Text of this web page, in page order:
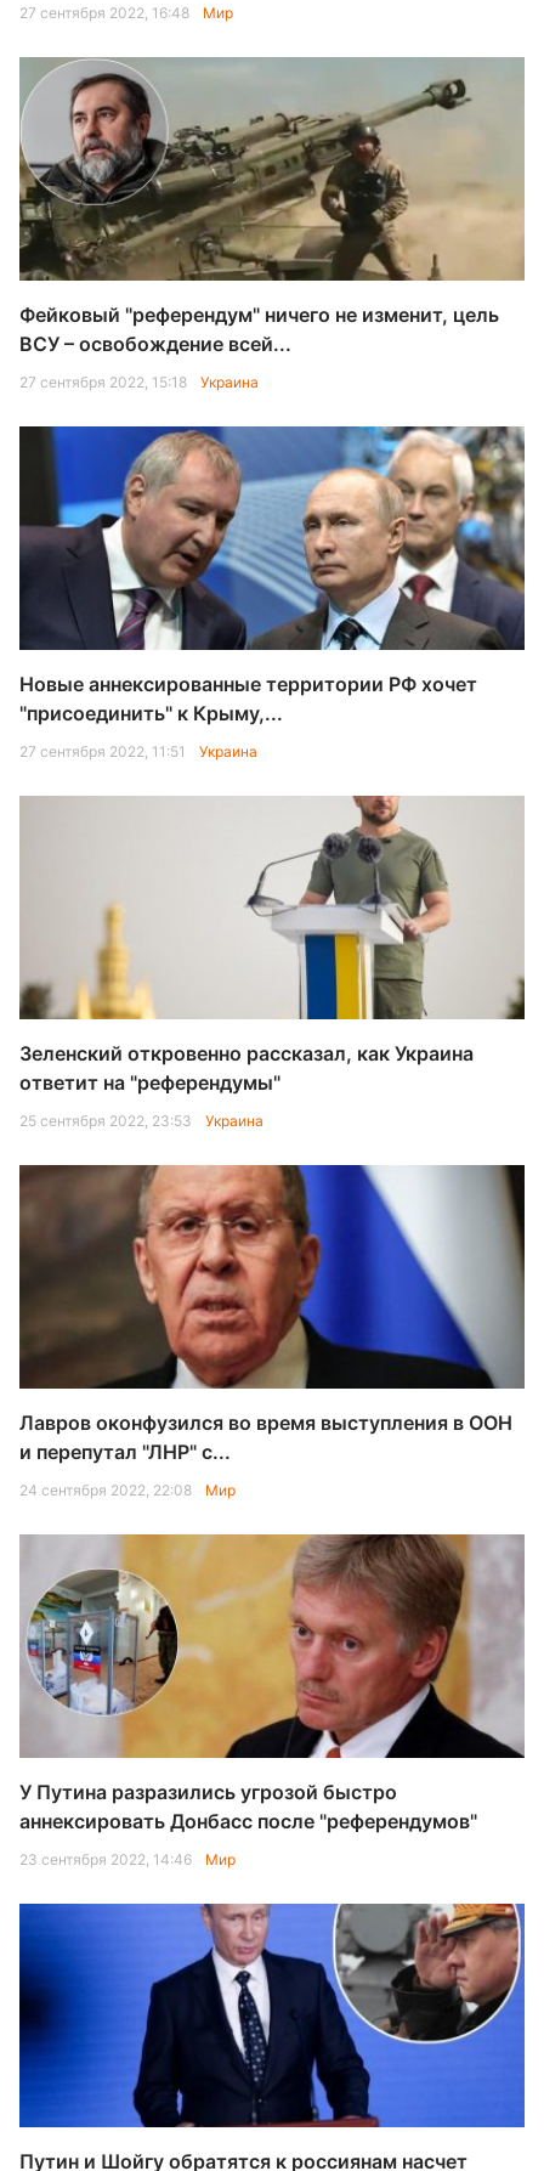
27 сентября 2022, 16:48 Мир
Фейковый "референдум" ничего не изменит, цель
ВСУ – освобождение всей...
27 сентября 2022, 15:18 Украина
Новые аннексированные территории РФ хочет
"присоединить" к Крыму,...
27 сентября 2022, 11:51 Украина
Зеленский откровенно рассказал, как Украина
ответит на "референдумы"
25 сентября 2022, 23:53 Украина
Лавров оконфузился во время выступления в ООН
и перепутал "ЛНР" с...
24 сентября 2022, 22:08 Мир
У Путина разразились угрозой быстро
аннексировать Донбасс после "референдумов"
23 сентября 2022, 14:46 Мир
Путин и Шойгу обратятся к россиянам насчет